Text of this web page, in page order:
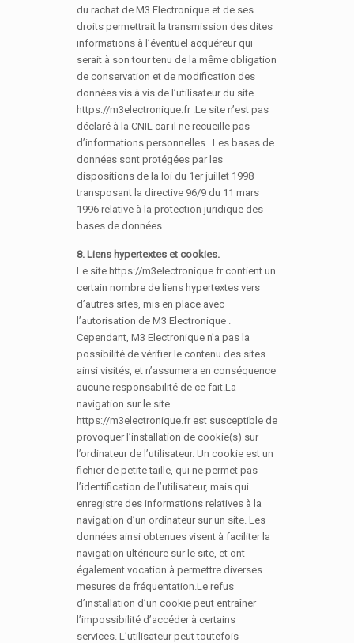
du rachat de M3 Electronique et de ses
droits permettrait la transmission des dites
informations à l’éventuel acquéreur qui
serait à son tour tenu de la même obligation
de conservation et de modification des
données vis à vis de l’utilisateur du site
https://m3electronique.fr .Le site n’est pas
déclaré à la CNIL car il ne recueille pas
d’informations personnelles. .Les bases de
données sont protégées par les
dispositions de la loi du 1er juillet 1998
transposant la directive 96/9 du 11 mars
1996 relative à la protection juridique des
bases de données.
8. Liens hypertextes et cookies.
Le site https://m3electronique.fr contient un
certain nombre de liens hypertextes vers
d’autres sites, mis en place avec
l’autorisation de M3 Electronique .
Cependant, M3 Electronique n’a pas la
possibilité de vérifier le contenu des sites
ainsi visités, et n’assumera en conséquence
aucune responsabilité de ce fait.La
navigation sur le site
https://m3electronique.fr est susceptible de
provoquer l’installation de cookie(s) sur
l’ordinateur de l’utilisateur. Un cookie est un
fichier de petite taille, qui ne permet pas
l’identification de l’utilisateur, mais qui
enregistre des informations relatives à la
navigation d’un ordinateur sur un site. Les
données ainsi obtenues visent à faciliter la
navigation ultérieure sur le site, et ont
également vocation à permettre diverses
mesures de fréquentation.Le refus
d’installation d’un cookie peut entraîner
l’impossibilité d’accéder à certains
services. L’utilisateur peut toutefois